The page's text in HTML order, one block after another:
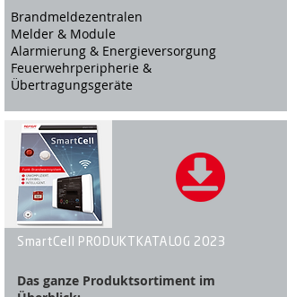
Brandmeldezentralen
Melder & Module
Alarmierung & Energieversorgung
Feuerwehrperipherie &
Übertragungsgeräte
SmartCell PRODUKTKATALOG 2023
Das ganze Produktsortiment im